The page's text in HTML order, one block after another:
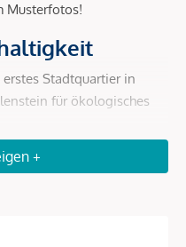
Musterfotos!
Stadtquartier in
für ökologisches
bis zu 80 % weniger CO²-
+